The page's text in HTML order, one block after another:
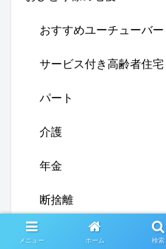
おすすめユーチューバー
サービス付き高齢者住宅
パート
介護
年金
断捨離
温泉へ行こう
メニュー ホーム 検索